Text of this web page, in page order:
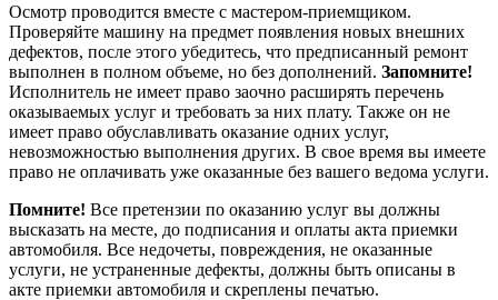
Осмотр проводится вместе с мастером-приемщиком.
Проверяйте машину на предмет появления новых внешних
дефектов, после этого убедитесь, что предписанный ремонт
выполнен в полном объеме, но без дополнений. Запомните!
Исполнитель не имеет право заочно расширять перечень
оказываемых услуг и требовать за них плату. Также он не
имеет право обуславливать оказание одних услуг,
невозможностью выполнения других. В свое время вы имеете
право не оплачивать уже оказанные без вашего ведома услуги.
Помните! Все претензии по оказанию услуг вы должны
высказать на месте, до подписания и оплаты акта приемки
автомобиля. Все недочеты, повреждения, не оказанные
услуги, не устраненные дефекты, должны быть описаны в
акте приемки автомобиля и скреплены печатью.